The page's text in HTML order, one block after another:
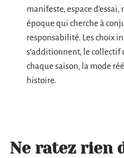
manifeste, espace d’essai,
époque qui cherche à
responsabilité. Les choix
s’additionnent, le collectif
chaque saison, la mode
histoire.
Ne ratez rien